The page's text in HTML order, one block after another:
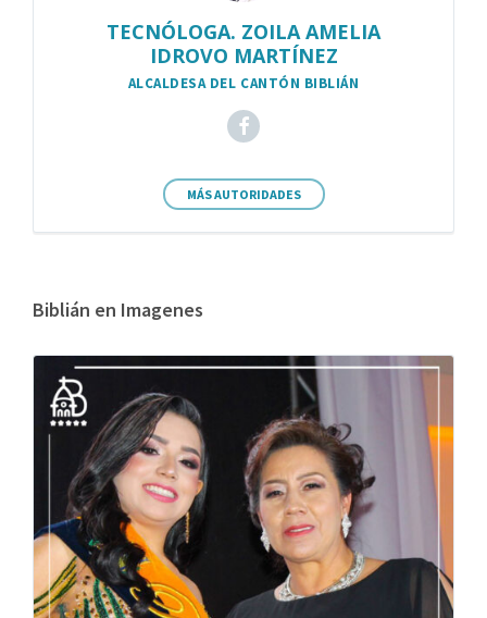
TECNÓLOGA. ZOILA AMELIA
IDROVO MARTÍNEZ
ALCALDESA DEL CANTÓN BIBLIÁN
MÁS AUTORIDADES
Biblián en Imagenes